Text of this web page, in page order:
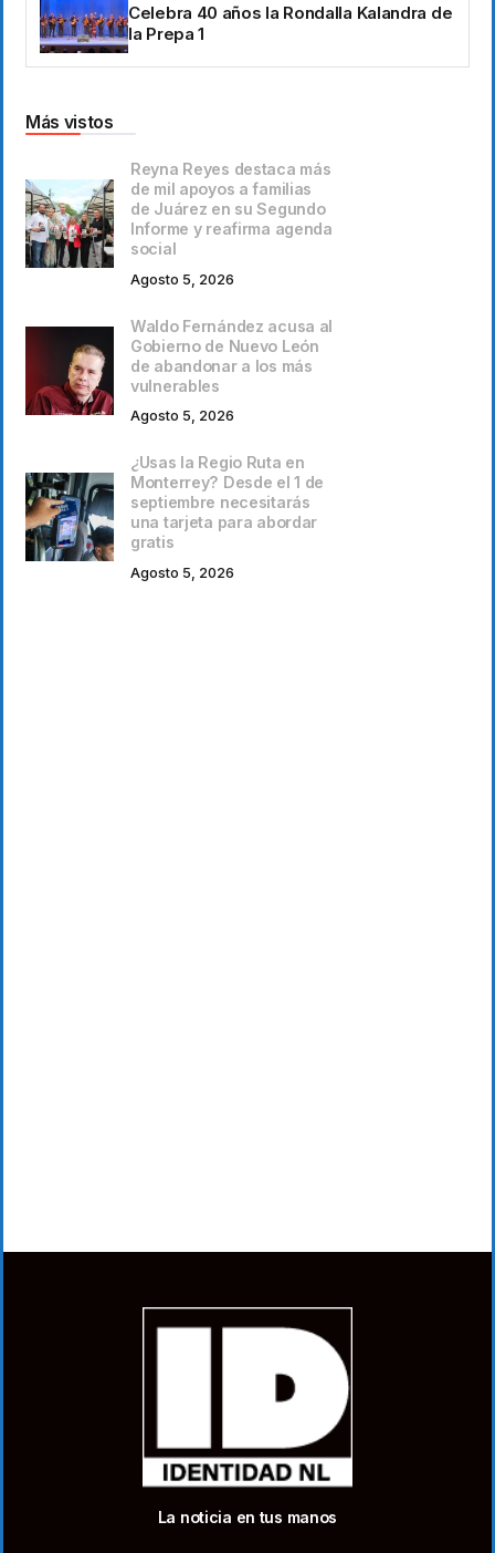
Celebra 40 años la Rondalla Kalandra de
la Prepa 1
Más vistos
Reyna Reyes destaca más
de mil apoyos a familias
de Juárez en su Segundo
Informe y reafirma agenda
social
Agosto 5, 2026
Waldo Fernández acusa al
Gobierno de Nuevo León
de abandonar a los más
vulnerables
Agosto 5, 2026
¿Usas la Regio Ruta en
Monterrey? Desde el 1 de
septiembre necesitarás
una tarjeta para abordar
gratis
Agosto 5, 2026
La noticia en tus manos